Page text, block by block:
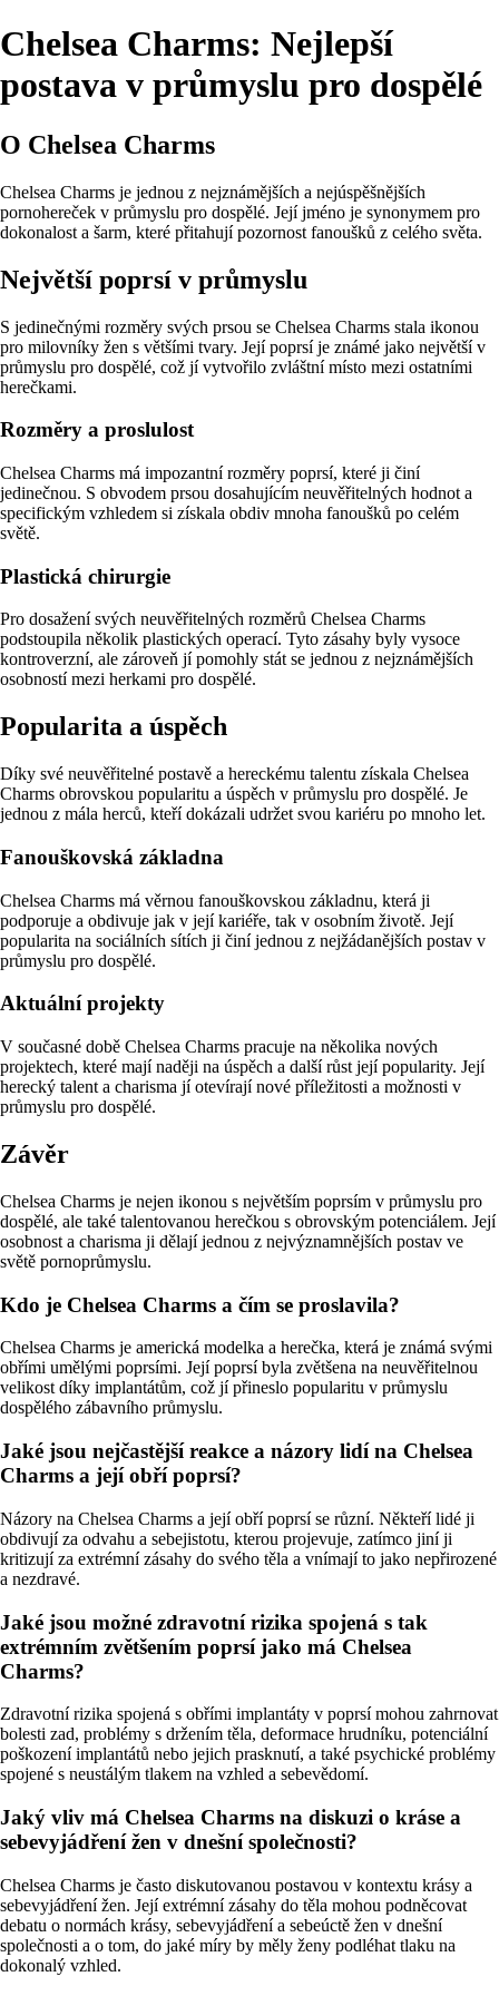
Chelsea Charms: Nejlepší
postava v průmyslu pro dospělé
O Chelsea Charms
Chelsea Charms je jednou z nejznámějších a nejúspěšnějších
pornohereček v průmyslu pro dospělé. Její jméno je synonymem pro
dokonalost a šarm, které přitahují pozornost fanoušků z celého světa.
Největší poprsí v průmyslu
S jedinečnými rozměry svých prsou se Chelsea Charms stala ikonou
pro milovníky žen s většími tvary. Její poprsí je známé jako největší v
průmyslu pro dospělé, což jí vytvořilo zvláštní místo mezi ostatními
herečkami.
Rozměry a proslulost
Chelsea Charms má impozantní rozměry poprsí, které ji činí
jedinečnou. S obvodem prsou dosahujícím neuvěřitelných hodnot a
specifickým vzhledem si získala obdiv mnoha fanoušků po celém
světě.
Plastická chirurgie
Pro dosažení svých neuvěřitelných rozměrů Chelsea Charms
podstoupila několik plastických operací. Tyto zásahy byly vysoce
kontroverzní, ale zároveň jí pomohly stát se jednou z nejznámějších
osobností mezi herkami pro dospělé.
Popularita a úspěch
Díky své neuvěřitelné postavě a hereckému talentu získala Chelsea
Charms obrovskou popularitu a úspěch v průmyslu pro dospělé. Je
jednou z mála herců, kteří dokázali udržet svou kariéru po mnoho let.
Fanouškovská základna
Chelsea Charms má věrnou fanouškovskou základnu, která ji
podporuje a obdivuje jak v její kariéře, tak v osobním životě. Její
popularita na sociálních sítích ji činí jednou z nejžádanějších postav v
průmyslu pro dospělé.
Aktuální projekty
V současné době Chelsea Charms pracuje na několika nových
projektech, které mají naději na úspěch a další růst její popularity. Její
herecký talent a charisma jí otevírají nové příležitosti a možnosti v
průmyslu pro dospělé.
Závěr
Chelsea Charms je nejen ikonou s největším poprsím v průmyslu pro
dospělé, ale také talentovanou herečkou s obrovským potenciálem. Její
osobnost a charisma ji dělají jednou z nejvýznamnějších postav ve
světě pornoprůmyslu.
Kdo je Chelsea Charms a čím se proslavila?
Chelsea Charms je americká modelka a herečka, která je známá svými
obřími umělými poprsími. Její poprsí byla zvětšena na neuvěřitelnou
velikost díky implantátům, což jí přineslo popularitu v průmyslu
dospělého zábavního průmyslu.
Jaké jsou nejčastější reakce a názory lidí na Chelsea
Charms a její obří poprsí?
Názory na Chelsea Charms a její obří poprsí se různí. Někteří lidé ji
obdivují za odvahu a sebejistotu, kterou projevuje, zatímco jiní ji
kritizují za extrémní zásahy do svého těla a vnímají to jako nepřirozené
a nezdravé.
Jaké jsou možné zdravotní rizika spojená s tak
extrémním zvětšením poprsí jako má Chelsea
Charms?
Zdravotní rizika spojená s obřími implantáty v poprsí mohou zahrnovat
bolesti zad, problémy s držením těla, deformace hrudníku, potenciální
poškození implantátů nebo jejich prasknutí, a také psychické problémy
spojené s neustálým tlakem na vzhled a sebevědomí.
Jaký vliv má Chelsea Charms na diskuzi o kráse a
sebevyjádření žen v dnešní společnosti?
Chelsea Charms je často diskutovanou postavou v kontextu krásy a
sebevyjádření žen. Její extrémní zásahy do těla mohou podněcovat
debatu o normách krásy, sebevyjádření a sebeúctě žen v dnešní
společnosti a o tom, do jaké míry by měly ženy podléhat tlaku na
dokonalý vzhled.